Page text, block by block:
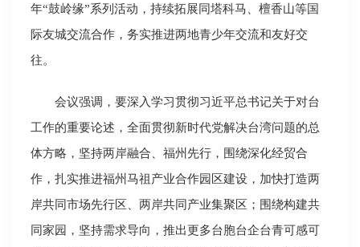
年“鼓岭缘”系列活动，持续拓展同塔科马、檀香山等国
际友城交流合作，务实推进两地青少年交流和友好交
往。
会议强调，要深入学习贯彻习近平总书记关于对台
工作的重要论述，全面贯彻新时代党解决台湾问题的总
体方略，坚持两岸融合、福州先行，围绕深化经贸合
作，扎实推进福州马祖产业合作园区建设，加快打造两
岸共同市场先行区、两岸共同产业集聚区；围绕构建共
同家园，坚持需求导向，推出更多台胞台企台青可感可